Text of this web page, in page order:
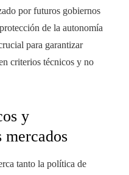
por futuros gobiernos
de la autonomía
para garantizar
criterios técnicos y no
y
mercados
tanto la política de